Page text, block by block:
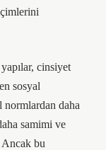
cinsiyet
sosyal
normlardan daha
samimi ve
bu